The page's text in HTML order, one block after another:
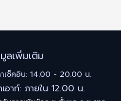
ลเพิ่มเติม
าเช็คอิน: 14.00 - 20.00 น.
เอาท์: ภายใน 12.00 น.